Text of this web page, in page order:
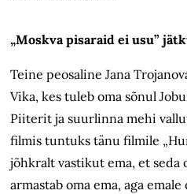
„Moskva pisaraid ei usu”
Teine peosaline Jana
Vika, kes tuleb oma sõnul
Piiterit ja suurlinna mehi
filmis tuntuks tänu filmile
jõhkralt vastikut ema, et seda
armastab oma ema, aga